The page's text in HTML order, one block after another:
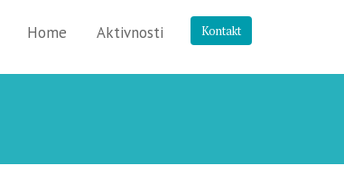
Kontakt
Home Aktivnosti